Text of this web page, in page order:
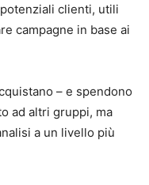
clienti, utili
campagne in base ai
– e spendono
ad altri gruppi, ma
a un livello più